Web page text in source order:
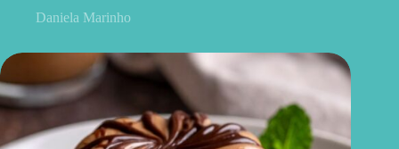
Daniela Marinho